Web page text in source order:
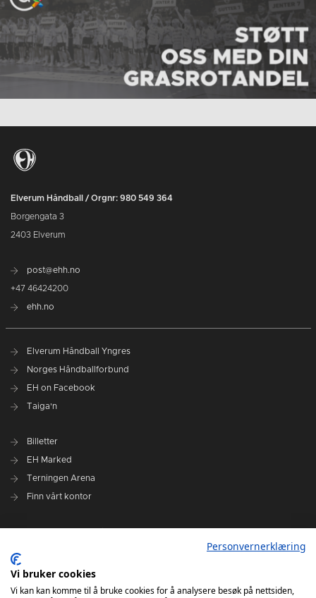
Elverum Håndball / Orgnr: 980 549 364
Borgengata 3
2403 Elverum
post@ehh.no
+47 46424200
ehh.no
Elverum Håndball Yngres
Norges Håndballforbund
EH on Facebook
Taiga'n
Billetter
EH Marked
Terningen Arena
Finn vårt kontor
Administrasjonen i Elverum Håndball
Styre og utvalg
Personvernerklæring
Vi bruker cookies
Vi kan kan komme til å bruke cookies for å analysere besøk på nettsiden,